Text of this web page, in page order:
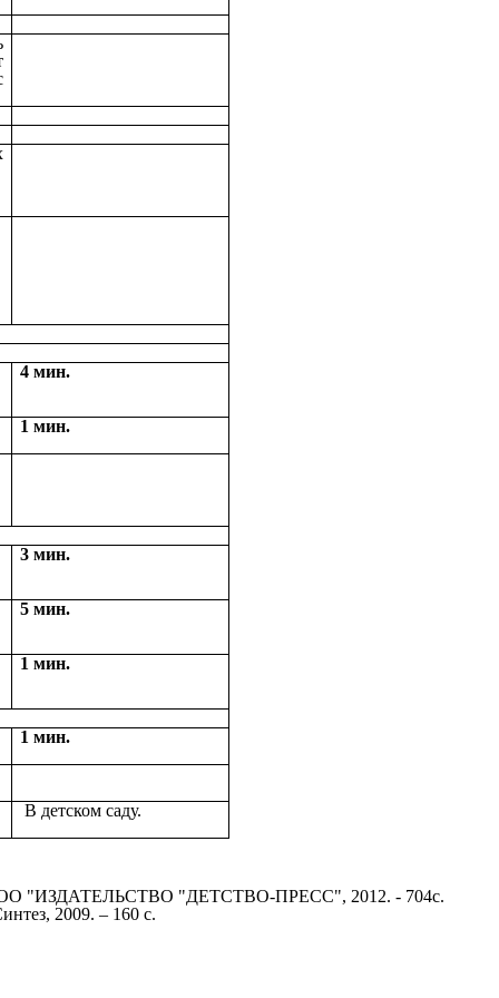
4 мин.
1 мин.
3 мин.
5 мин.
1 мин.
1 мин.
В детском саду.
"ИЗДАТЕЛЬСТВО "ДЕТСТВО-ПРЕСС", 2012. - 704с.
2009. – 160 с.